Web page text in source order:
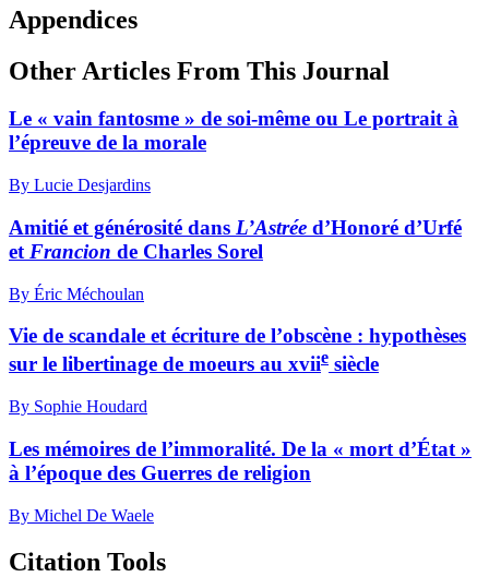
Appendices
Other Articles From This Journal
Le « vain fantosme » de soi-même ou Le portrait à
l’épreuve de la morale
By Lucie Desjardins
Amitié et générosité dans L’Astrée d’Honoré d’Urfé
et Francion de Charles Sorel
By Éric Méchoulan
Vie de scandale et écriture de l’obscène : hypothèses
sur le libertinage de moeurs au xviie siècle
By Sophie Houdard
Les mémoires de l’immoralité. De la « mort d’État »
à l’époque des Guerres de religion
By Michel De Waele
Citation Tools